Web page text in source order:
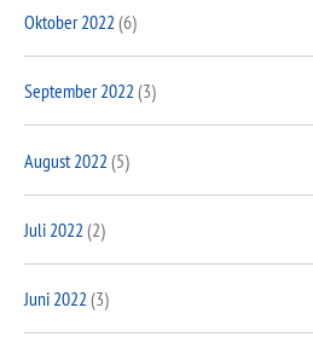
Oktober 2022 (6)
September 2022 (3)
August 2022 (5)
Juli 2022 (2)
Juni 2022 (3)